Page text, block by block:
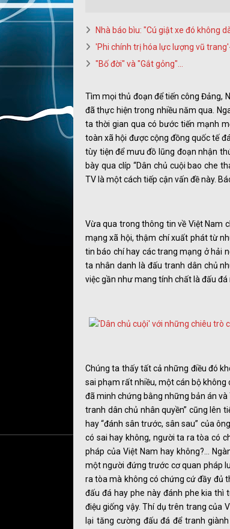
Nhà báo bìu: "Cú giật xe đó không
'Phi chính trị hóa lực lượng vũ
"Bố đời" và "Gắt gỏng"...
Tìm mọi thủ đoạn để tiến công Đảng,
đã thực hiện trong nhiều năm qua.
ta thời gian qua có bước tiến mạnh
toàn xã hội được cộng đồng quốc tế
tùy tiện để mưu đồ lũng đoạn nhận
bày qua clíp “Dân chủ cuội bao che
TV là một cách tiếp cận vấn đề này.
Vừa qua trong thông tin về Việt Nam
mạng xã hội, thậm chí xuất phát từ
tin báo chí hay các trang mạng ở hải
ta nhân danh là đấu tranh dân chủ
việc gần như mang tính chất là đấu đá
Chúng ta thấy tất cả những điều đó
sai phạm rất nhiều, một cán bộ
đã minh chứng bằng những bản án và
tranh dân chủ nhân quyền” cũng lên
hay “đánh sân trước, sân sau” của
có sai hay không, người ta ra tòa có
pháp của Việt Nam hay không?…
một người đứng trước cơ quan pháp
ra tòa mà không có chứng cứ đầy đủ
đấu đá hay phe này đánh phe kia thì
điệu giống vậy. Thí dụ trên trang của
lại tăng cường đấu đá để tranh